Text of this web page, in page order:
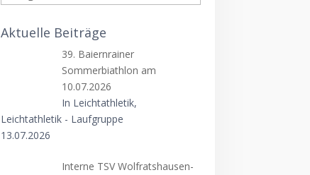
Aktuelle Beiträge
39. Baiernrainer
Sommerbiathlon am
10.07.2026
In Leichtathletik,
Leichtathletik - Laufgruppe
13.07.2026
Interne TSV Wolfratshausen-